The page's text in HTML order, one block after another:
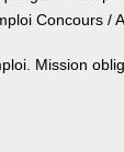
Concours /
Mission